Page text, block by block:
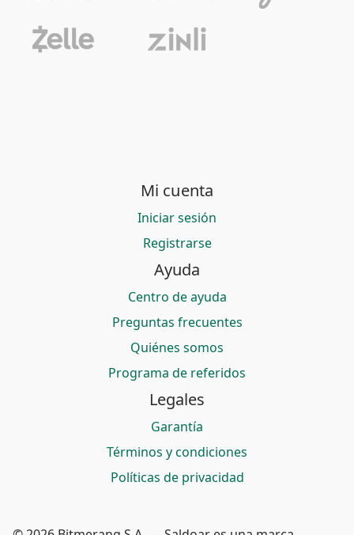
Mi cuenta
Iniciar sesión
Registrarse
Ayuda
Centro de ayuda
Preguntas frecuentes
Quiénes somos
Programa de referidos
Legales
Garantía
Términos y condiciones
Políticas de privacidad